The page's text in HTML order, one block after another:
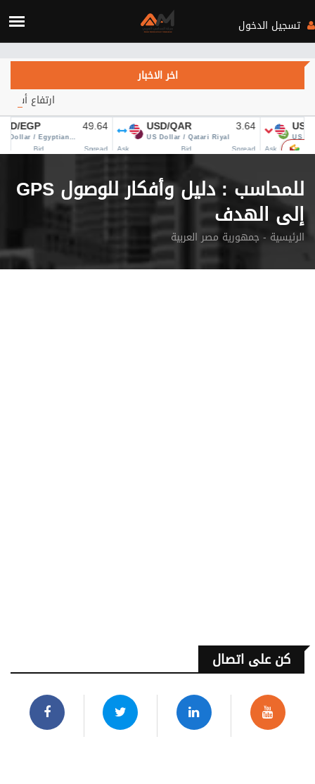
اخر الاخبار
ارتفاع أسعار النفط يتجاوز 84 دولاراً.. هل يهدأ التصعيد في
GPS للمحاسب : دليل وأفكار للوصول
إلى الهدف
جمهورية مصر العربية - الرئيسية
كن على اتصال